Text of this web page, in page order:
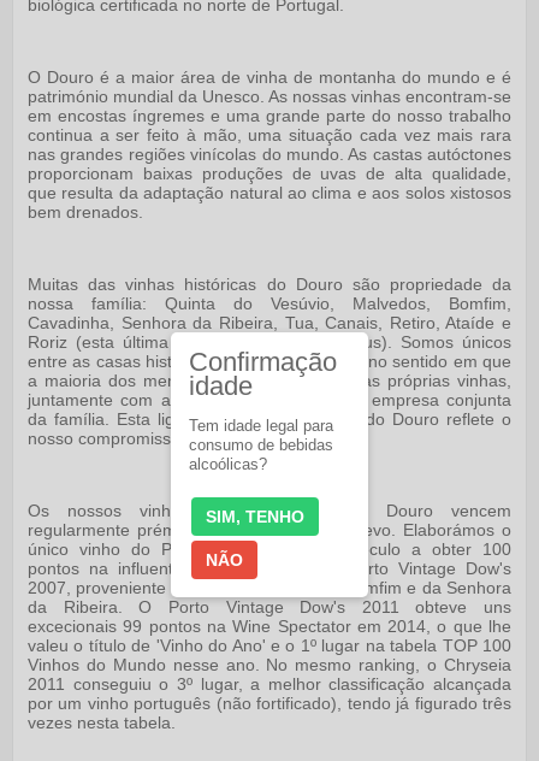
biológica certificada no norte de Portugal.
O Douro é a maior área de vinha de montanha do mundo e é
património mundial da Unesco. As nossas vinhas encontram-se
em encostas íngremes e uma grande parte do nosso trabalho
continua a ser feito à mão, uma situação cada vez mais rara
nas grandes regiões vinícolas do mundo. As castas autóctones
proporcionam baixas produções de uvas de alta qualidade,
que resulta da adaptação natural ao clima e aos solos xistosos
bem drenados.
Muitas das vinhas históricas do Douro são propriedade da
nossa família: Quinta do Vesúvio, Malvedos, Bomfim,
Cavadinha, Senhora da Ribeira, Tua, Canais, Retiro, Ataíde e
Roriz (esta última com os Prats de Bordéus). Somos únicos
entre as casas históricas do vinho do Porto, no sentido em que
a maioria dos membros da família cultiva as próprias vinhas,
juntamente com aquelas que pertencem à empresa conjunta
da família. Esta ligação direta com o solo do Douro reflete o
nosso compromisso pessoal com a região.
Os nossos vinhos do Porto e DOC Douro vencem
regularmente prémios internacionais de relevo. Elaborámos o
único vinho do Porto produzido neste século a obter 100
pontos na influente Wine Spectator: o Porto Vintage Dow's
2007, proveniente das nossas vinhas do Bomfim e da Senhora
da Ribeira. O Porto Vintage Dow's 2011 obteve uns
excecionais 99 pontos na Wine Spectator em 2014, o que lhe
valeu o título de 'Vinho do Ano' e o 1º lugar na tabela TOP 100
Vinhos do Mundo nesse ano. No mesmo ranking, o Chryseia
2011 conseguiu o 3º lugar, a melhor classificação alcançada
por um vinho português (não fortificado), tendo já figurado três
vezes nesta tabela.
Confirmação
idade
Tem idade legal para
consumo de bebidas
alcoólicas?
SIM, TENHO
NÃO